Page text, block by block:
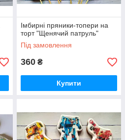
Імбирні пряники-топери на
торт "Щенячий патруль"
Під замовлення
360 ₴
Купити